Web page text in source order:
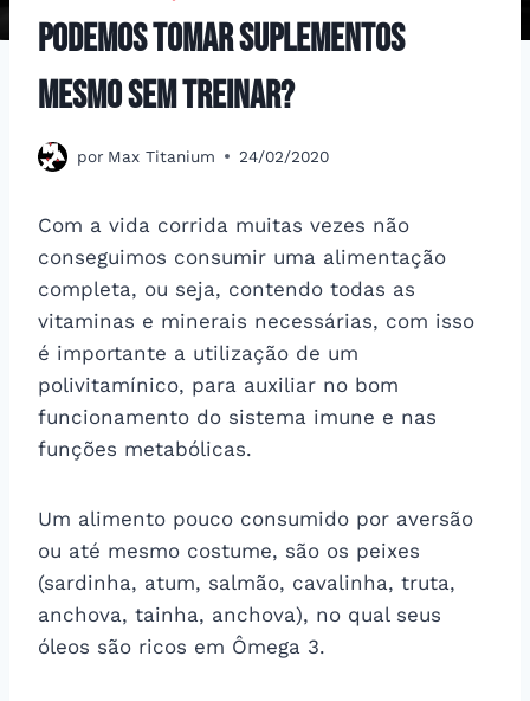
Podemos tomar suplementos
mesmo sem treinar?
por Max Titanium 24/02/2020
Com a vida corrida muitas vezes não
conseguimos consumir uma alimentação
completa, ou seja, contendo todas as
vitaminas e minerais necessárias, com isso
é importante a utilização de um
polivitamínico, para auxiliar no bom
funcionamento do sistema imune e nas
funções metabólicas.
Um alimento pouco consumido por aversão
ou até mesmo costume, são os peixes
(sardinha, atum, salmão, cavalinha, truta,
anchova, tainha, anchova), no qual seus
óleos são ricos em Ômega 3.